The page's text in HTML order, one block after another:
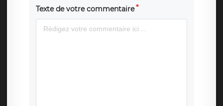
Texte de votre commentaire